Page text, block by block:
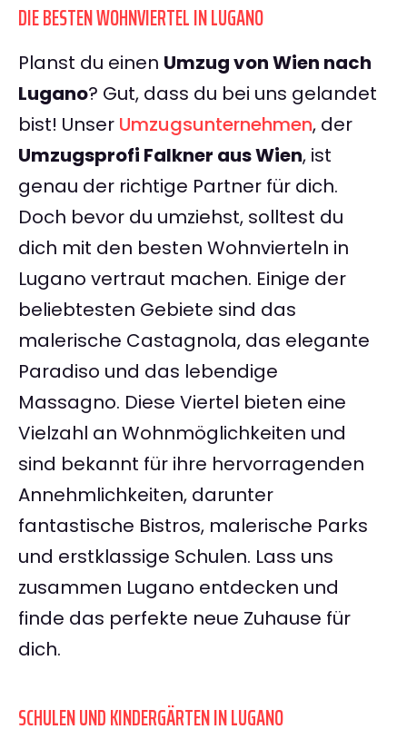
DIE BESTEN WOHNVIERTEL IN LUGANO
Planst du einen Umzug von Wien nach
Lugano? Gut, dass du bei uns gelandet
bist! Unser Umzugsunternehmen, der
Umzugsprofi Falkner aus Wien, ist
genau der richtige Partner für dich.
Doch bevor du umziehst, solltest du
dich mit den besten Wohnvierteln in
Lugano vertraut machen. Einige der
beliebtesten Gebiete sind das
malerische Castagnola, das elegante
Paradiso und das lebendige
Massagno. Diese Viertel bieten eine
Vielzahl an Wohnmöglichkeiten und
sind bekannt für ihre hervorragenden
Annehmlichkeiten, darunter
fantastische Bistros, malerische Parks
und erstklassige Schulen. Lass uns
zusammen Lugano entdecken und
finde das perfekte neue Zuhause für
dich.
SCHULEN UND KINDERGÄRTEN IN LUGANO